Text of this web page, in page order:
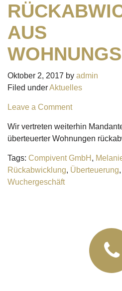
AUS
Oktober 2, 2017 by admin
Filed underAktuelles
Leave a Comment
Wir vertreten weiterhin
überteuerter Wohnungen
Tags: Compivent GmbH ,
Rückabwicklung, Überteuerung,
Wuchergeschäft